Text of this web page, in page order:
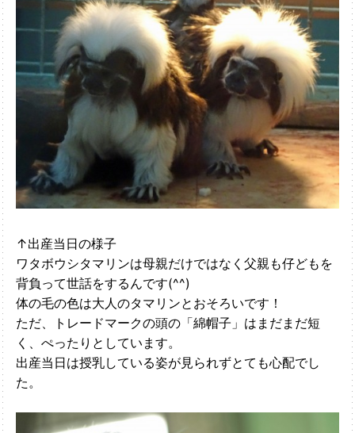
↑出産当日の様子
ワタボウシタマリンは母親だけではなく父親も仔どもを
背負って世話をするんです(^^)
体の毛の色は大人のタマリンとおそろいです！
ただ、トレードマークの頭の 「綿帽子」はまだまだ短
く、ぺったりとしています。
出産当日は授乳している姿が見られずとても心配でし
た。